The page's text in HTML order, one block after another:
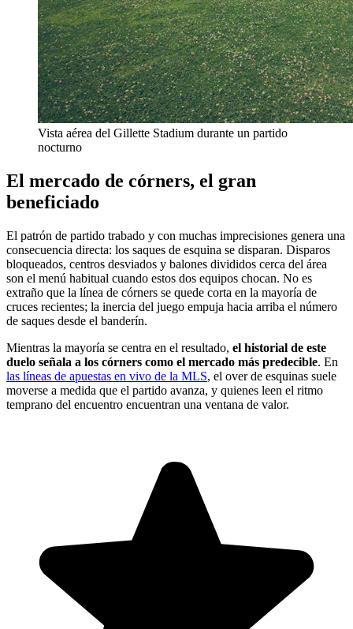
Vista aérea del Gillette Stadium durante un partido
nocturno
El mercado de córners, el gran
beneficiado
El patrón de partido trabado y con muchas imprecisiones genera una
consecuencia directa: los saques de esquina se disparan. Disparos
bloqueados, centros desviados y balones divididos cerca del área
son el menú habitual cuando estos dos equipos chocan. No es
extraño que la línea de córners se quede corta en la mayoría de
cruces recientes; la inercia del juego empuja hacia arriba el número
de saques desde el banderín.
Mientras la mayoría se centra en el resultado, el historial de este
duelo señala a los córners como el mercado más predecible. En
las líneas de apuestas en vivo de la MLS, el over de esquinas suele
moverse a medida que el partido avanza, y quienes leen el ritmo
temprano del encuentro encuentran una ventana de valor.